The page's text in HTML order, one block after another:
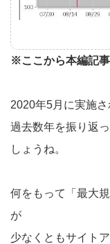
※ここから本編記事
2020年5月に実施
過去数年を振り返
しょうね。
何をもって「最大
が
少なくともサイト